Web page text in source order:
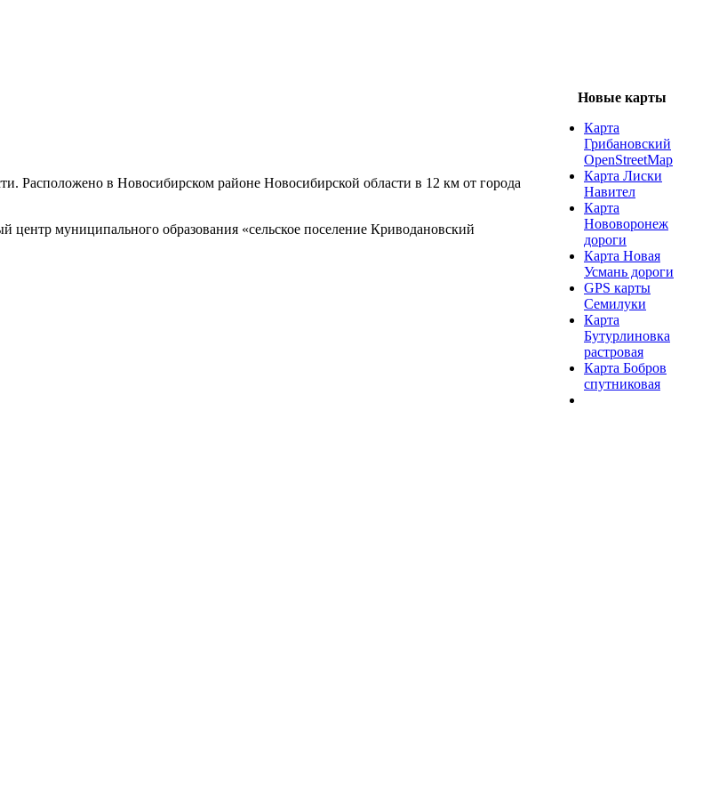
Расположено в Новосибирском районе Новосибирской области в 12 км от города
муниципального образования «сельское поселение Криводановский
Новые карты
Карта
Грибановский
OpenStreetMap
Карта Лиски
Навител
Карта
Нововоронеж
дороги
Карта Новая
Усмань дороги
GPS карты
Семилуки
Карта
Бутурлиновка
растровая
Карта Бобров
спутниковая